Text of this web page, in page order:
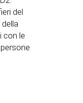
del
con le